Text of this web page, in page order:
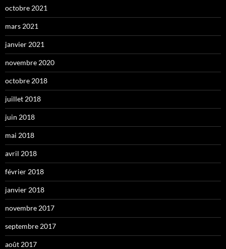
octobre 2021
mars 2021
janvier 2021
novembre 2020
octobre 2018
juillet 2018
juin 2018
mai 2018
avril 2018
février 2018
janvier 2018
novembre 2017
septembre 2017
août 2017